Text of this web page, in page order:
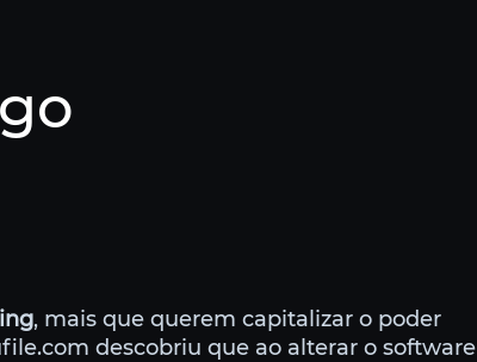
, mais que querem capitalizar o poder
descobriu que ao alterar o software